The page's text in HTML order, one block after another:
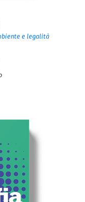
e legalità